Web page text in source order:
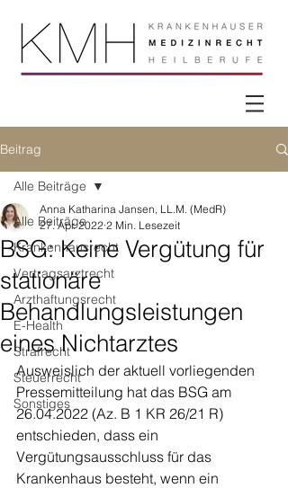
Beitrag
Alle Beiträge
Krankenhausrecht
Vertragsarztrecht
Arzthaftungsrecht
E-Health
Strafrecht
Steuerrecht
Sonstiges
Alle Beiträge
BSG: Keine Vergütung für
stationäre
Behandlungsleistungen
eines Nichtarztes
Anna Katharina Jansen, LL.M. (MedR)
27. Apr. 2022 2 Min. Lesezeit
Ausweislich der aktuell vorliegenden
Pressemitteilung hat das BSG am
26.04.2022 (Az. B 1 KR 26/21 R)
entschieden, dass ein
Vergütungsausschluss für das
Krankenhaus besteht, wenn ein